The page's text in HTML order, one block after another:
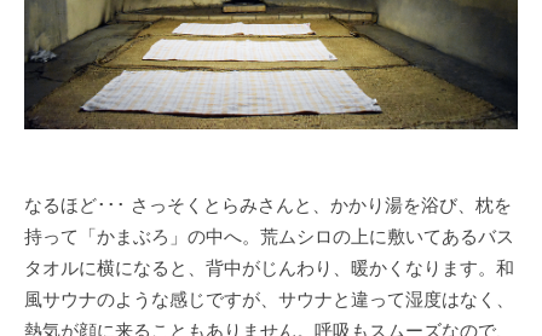
なるほど･･･ さっそくとらみさんと、かかり湯を浴び、枕を
持って「かまぶろ」の中へ。荒ムシロの上に敷いてあるバス
タオルに横になると、背中がじんわり、暖かくなります。和
風サウナのような感じですが、サウナと違って湿度はなく、
熱気が顔に来ることもありません。呼吸もスムーズなので、